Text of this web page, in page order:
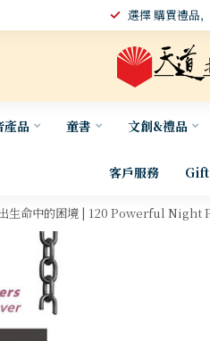
選擇 購買禮品
產品 童書 文創&禮品
客戶服務
出生命中的困境 | 120 Powerful